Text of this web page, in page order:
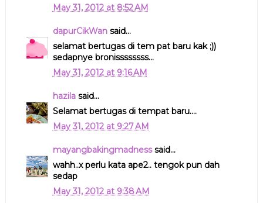
May 31, 2012 at 8:52 AM
dapurCikWansaid...
selamat bertugas di tem pat baru kak ;))
sedapnye bronissssssss...
May 31, 2012 at 9:16 AM
hazilasaid...
Selamat bertugas di tempat baru....
May 31, 2012 at 9:27 AM
mayangbakingmadnesssaid...
wahh..x perlu kata ape2.. tengok pun dah
sedap
May 31, 2012 at 9:38 AM